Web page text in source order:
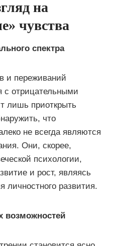
на
чувства
спектра
и переживаний
с отрицательными
лишь приоткрыть
что
не всегда являются
Они, скорее,
психологии,
и рост, являясь
личностного развития.
возможностей